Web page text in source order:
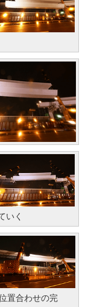
いく
置合わせの完